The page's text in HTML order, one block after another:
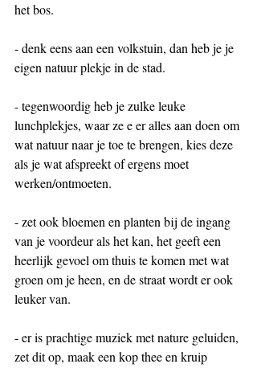
het bos.
- denk eens aan een volkstuin, dan heb je je
eigen natuur plekje in de stad.
- tegenwoordig heb je zulke leuke
lunchplekjes, waar ze e er alles aan doen om
wat natuur naar je toe te brengen, kies deze
als je wat afspreekt of ergens moet
werken/ontmoeten.
- zet ook bloemen en planten bij de ingang
van je voordeur als het kan, het geeft een
heerlijk gevoel om thuis te komen met wat
groen om je heen, en de straat wordt er ook
leuker van.
- er is prachtige muziek met nature geluiden,
zet dit op, maak een kop thee en kruip